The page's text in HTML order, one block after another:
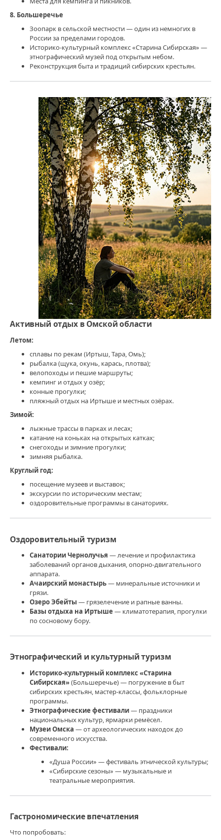
8. Большеречье
Зоопарк в сельской местности — один из немногих в
России за пределами городов.
Историко‑культурный комплекс «Старина Сибирская» —
этнографический музей под открытым небом.
Реконструкция быта и традиций сибирских крестьян.
Активный отдых в Омской области
Летом:
сплавы по рекам (Иртыш, Тара, Омь);
рыбалка (щука, окунь, карась, плотва);
велопоходы и пешие маршруты;
кемпинг и отдых у озёр;
конные прогулки;
пляжный отдых на Иртыше и местных озёрах.
Зимой:
лыжные трассы в парках и лесах;
катание на коньках на открытых катках;
снегоходы и зимние прогулки;
зимняя рыбалка.
Круглый год:
посещение музеев и выставок;
экскурсии по историческим местам;
оздоровительные программы в санаториях.
Оздоровительный туризм
Санатории Чернолучья — лечение и профилактика
заболеваний органов дыхания, опорно‑двигательного
аппарата.
Ачаирский монастырь— минеральные источники и
грязи.
Озеро Эбейты — грязелечение и рапные ванны.
Базы отдыха на Иртыше — климатотерапия, прогулки
по сосновому бору.
Этнографический и культурный туризм
Историко‑культурный комплекс «Старина
Сибирская»(Большеречье) — погружение в быт
сибирских крестьян, мастер‑классы, фольклорные
программы.
Этнографические фестивали— праздники
национальных культур, ярмарки ремёсел.
Музеи Омска — от археологических находок до
современного искусства.
Фестивали:
«Душа России» — фестиваль этнической культуры;
«Сибирские сезоны» — музыкальные и
театральные мероприятия.
Гастрономические впечатления
Что попробовать: